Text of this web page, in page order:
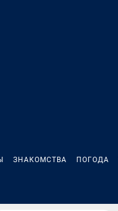
ЗНАКОМСТВА ПОГОДА